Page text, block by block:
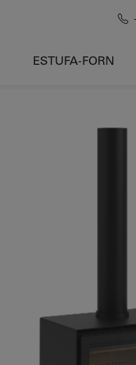
ESTUFA-FORN